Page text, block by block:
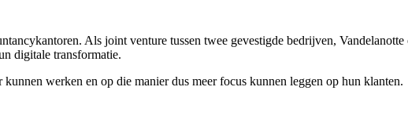
Als joint venture tussen twee gevestigde bedrijven,
digitale transformatie.
werken en op die manier dus meer focus kunnen leggen op hun klanten.